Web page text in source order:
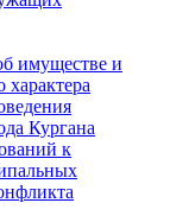
имуществе и
характера
Кургана
к